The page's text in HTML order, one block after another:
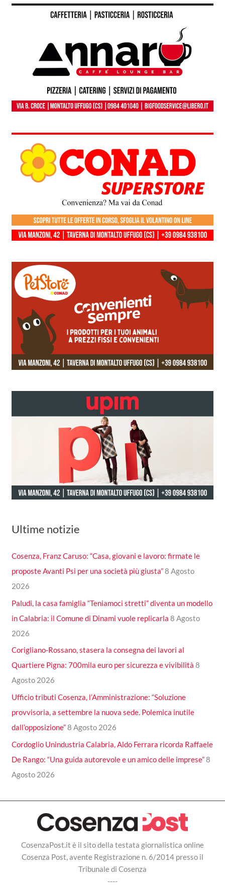
Ultime notizie
Cosenza, Franz Caruso: “Casa, giovani e lavoro: firmate le
proposte Avanti Psi per una società più giusta”8 Agosto
2026
Paludi, la casa famiglia “Teniamoci stretti” diventa un modello
in Calabria: il Comune di Dinami vuole replicarla 8 Agosto
2026
Corigliano-Rossano, stasera la consegna dei lavori al
Quartiere Pigna: 700mila euro per sicurezza e vivibilità 8
Agosto 2026
Ufficio tributi Cosenza, l’Amministrazione: “Soluzione
provvisoria, a settembre la nuova sede. Polemica inutile
dall’opposizione”8 Agosto 2026
Cordoglio Unindustria Calabria, Aldo Ferrara ricorda Raffaele
De Rango: “Una guida autorevole e un amico delle imprese”8
Agosto 2026
CosenzaPost.it è il sito della testata giornalistica online
Cosenza Post, avente Registrazione n. 6/2014 presso il
Tribunale di Cosenza
----